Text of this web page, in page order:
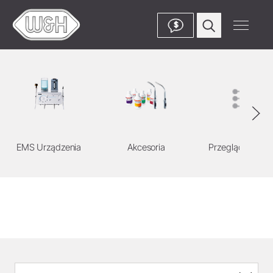
$
EMS Urządzenia Akcesoria Przegląd